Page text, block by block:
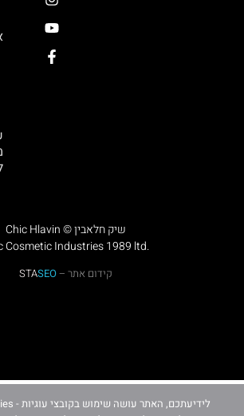
Chic Hlavin © שיק חלאבין
Cosmetic Industries 1989 ltd.
קידום אתר – STASEO